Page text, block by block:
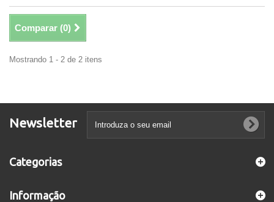
Comparar (0)
Mostrando 1 - 2 de 2 itens
Newsletter
Categorias
Informação